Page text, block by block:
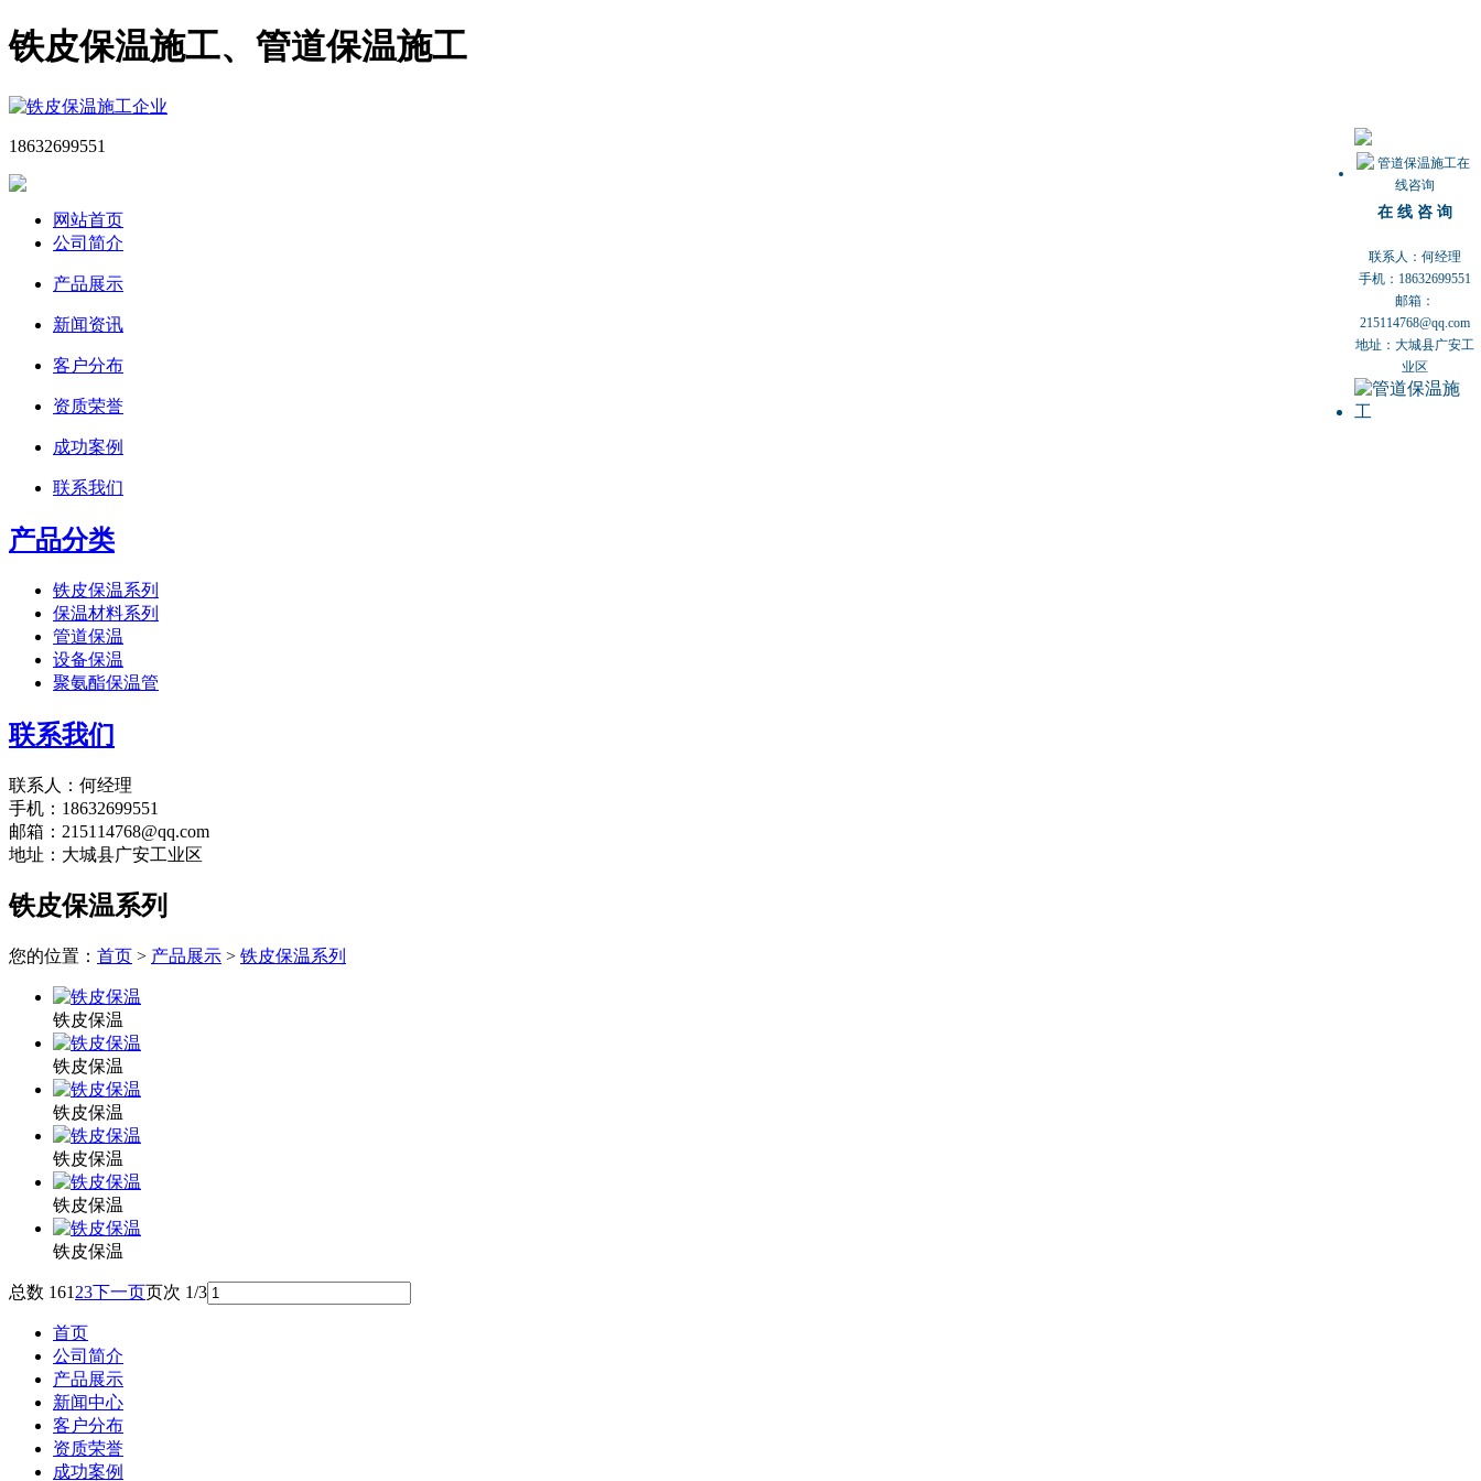
铁皮保温施工、管道保温施工
18632699551
网站首页
公司简介
产品展示
新闻资讯
客户分布
资质荣誉
成功案例
联系我们
产品分类
铁皮保温系列
保温材料系列
管道保温
设备保温
聚氨酯保温管
联系我们
联系人：何经理
手机：18632699551
邮箱：215114768@qq.com
地址：大城县广安工业区
铁皮保温系列
您的位置： 首页 > 产品展示 > 铁皮保温系列
铁皮保温
铁皮保温
铁皮保温
铁皮保温
铁皮保温
铁皮保温
总数 161 23下一页页次 1/3
首页
公司简介
产品展示
新闻中心
客户分布
资质荣誉
成功案例
在 线 咨 询
联系人：何经理
手机：18632699551
邮箱：
215114768@qq.com
地址：大城县广安工
业区